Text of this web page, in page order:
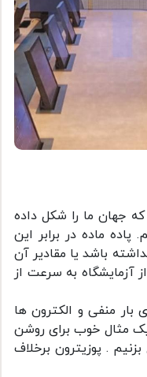
جهان ما را شکل داده
ماده در برابر این
باشد یا مقادیر آن
آزمایشگاه به سرعت از
منفی و الکترون ها
مثال خوب برای روشن
. پوزیترون برخلاف